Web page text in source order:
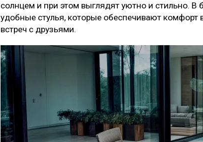
солнцем и при этом выглядят уютно и стильно.
удобные стулья, которые обеспечивают
встреч с друзьями.